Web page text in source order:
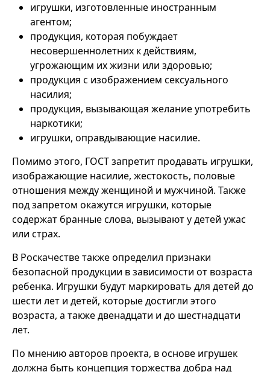
игрушки, изготовленные иностранным
агентом;
продукция, которая побуждает
несовершеннолетних к действиям,
угрожающим их жизни или здоровью;
продукция с изображением сексуального
насилия;
продукция, вызывающая желание употребить
наркотики;
игрушки, оправдывающие насилие.
Помимо этого, ГОСТ запретит продавать игрушки,
изображающие насилие, жестокость, половые
отношения между женщиной и мужчиной. Также
под запретом окажутся игрушки, которые
содержат бранные слова, вызывают у детей ужас
или страх.
В Роскачестве также определил признаки
безопасной продукции в зависимости от возраста
ребенка. Игрушки будут маркировать для детей до
шести лет и детей, которые достигли этого
возраста, а также двенадцати и до шестнадцати
лет.
По мнению авторов проекта, в основе игрушек
должна быть концепция торжества добра над